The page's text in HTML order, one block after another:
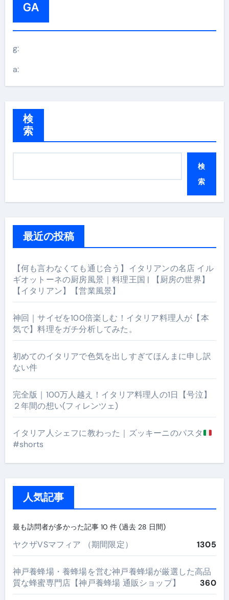
GA
g:
a:
検
索
検
索
最近の投稿
【何も言わなくても通じ合う】イタリアンの名店 イル
ギオットーネの厨房風景｜料理王国 | 【厨房の世界】
【イタリアン】【営業風景】
神回｜サイゼを100倍楽しむ！イタリア料理人が【本
気で】料理をガチ分析してみた。
初めてのイタリアで色気を出しすぎてほんまに申し訳
ない件
完全版｜100万人越え！イタリア料理人の1日【号泣】
２年間の想い(フィレンツェ)
イタリア人シェフに教わった｜ズッキーニのパスタ
#shorts
人気記事
最も訪問者が多かった記事 10 件 (過去 28 日間)
ヤクザVSマフィア （期間限定） 1305
神戸養蜂場・養蜂場を営む神戸養蜂場が厳選した高品
質な蜂蜜専門店【神戸養蜂場 通販ショップ】
360